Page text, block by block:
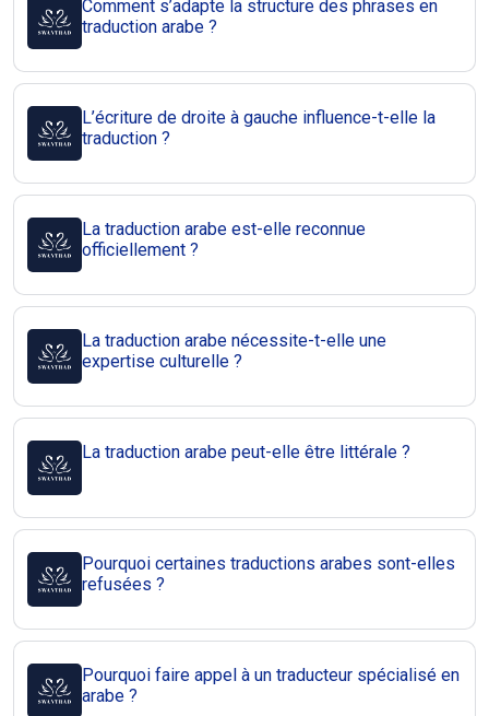
Comment s’adapte la structure des phrases en
traduction arabe ?
L’écriture de droite à gauche influence-t-elle la
traduction ?
La traduction arabe est-elle reconnue
officiellement ?
La traduction arabe nécessite-t-elle une
expertise culturelle ?
La traduction arabe peut-elle être littérale ?
Pourquoi certaines traductions arabes sont-elles
refusées ?
Pourquoi faire appel à un traducteur spécialisé en
arabe ?